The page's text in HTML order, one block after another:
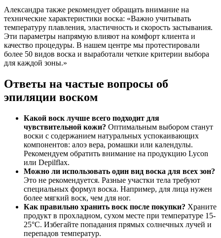
Александра также рекомендует обращать внимание на
технические характеристики воска: «Важно учитывать
температуру плавления, эластичность и скорость застывания.
Эти параметры напрямую влияют на комфорт клиента и
качество процедуры. В нашем центре мы протестировали
более 50 видов воска и выработали четкие критерии выбора
для каждой зоны.»
Ответы на частые вопросы об
эпиляции воском
Какой воск лучше всего подходит для
чувствительной кожи? Оптимальным выбором станут
воски с содержанием натуральных успокаивающих
компонентов: алоэ вера, ромашки или календулы.
Рекомендуем обратить внимание на продукцию Lycon
или Depilflax.
Можно ли использовать один вид воска для всех зон?
Это не рекомендуется. Разные участки тела требуют
специальных формул воска. Например, для лица нужен
более мягкий воск, чем для ног.
Как правильно хранить воск после покупки? Храните
продукт в прохладном, сухом месте при температуре 15-
25°C. Избегайте попадания прямых солнечных лучей и
перепадов температур.